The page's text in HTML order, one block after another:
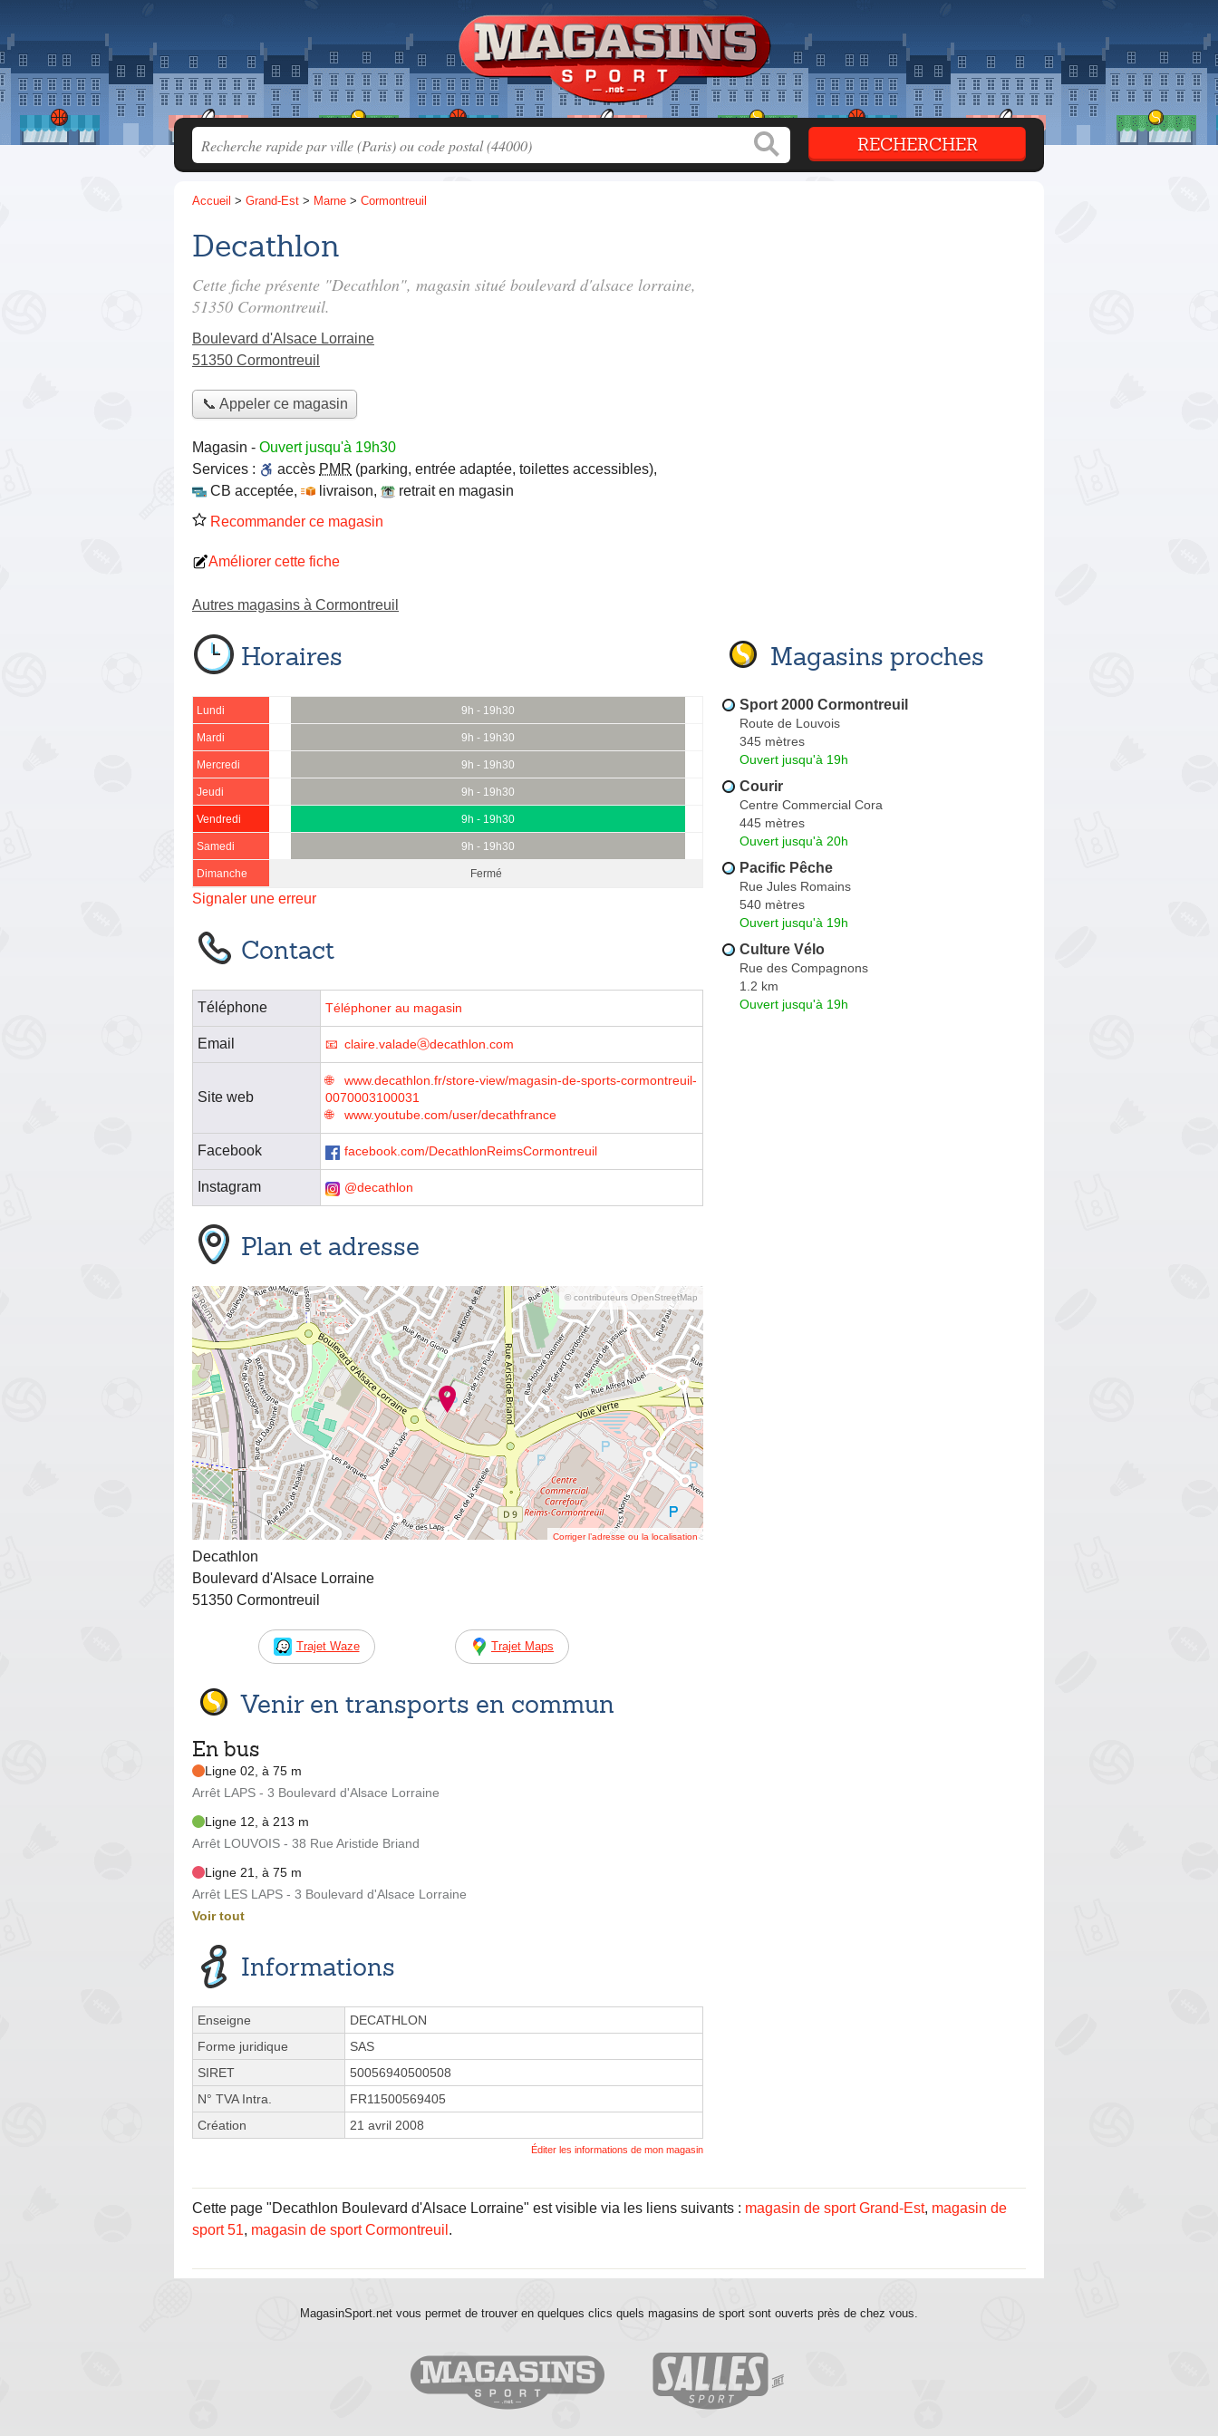
Accueil > Grand-Est > Marne > Cormontreuil
Decathlon
Cette fiche présente "Decathlon", magasin situé boulevard d'alsace lorraine,
51350 Cormontreuil.
Boulevard d'Alsace Lorraine
51350 Cormontreuil
📞 Appeler ce magasin
Magasin - Ouvert jusqu'à 19h30
Services :
accès PMR (parking, entrée adaptée, toilettes accessibles),
CB acceptée, livraison,
retrait en magasin
Recommander ce magasin
Améliorer cette fiche
Autres magasins à Cormontreuil
Horaires
Lundi 9h - 19h30
Mardi 9h - 19h30
Mercredi 9h - 19h30
Jeudi 9h - 19h30
Vendredi 9h - 19h30
Samedi 9h - 19h30
Dimanche Fermé
Signaler une erreur
Contact
Téléphone Téléphoner au magasin
Email claire.valadeⓐdecathlon.com
Site web
www.decathlon.fr/store-view/magasin-de-sports-cormontreuil-
0070003100031
www.youtube.com/user/decathfrance
Facebook facebook.com/DecathlonReimsCormontreuil
Instagram @decathlon
Plan et adresse
© contributeurs OpenStreetMap
Corriger l’adresse ou la localisation
Decathlon
Boulevard d'Alsace Lorraine
51350 Cormontreuil
Trajet Waze Trajet Maps
Venir en transports en commun
En bus
Ligne 02, à 75 m
Arrêt LAPS - 3 Boulevard d'Alsace Lorraine
Ligne 12, à 213 m
Arrêt LOUVOIS - 38 Rue Aristide Briand
Ligne 21, à 75 m
Arrêt LES LAPS - 3 Boulevard d'Alsace Lorraine
Voir tout
Informations
Enseigne
DECATHLON
Forme juridique
SAS
SIRET
50056940500508
N° TVA Intra.
FR11500569405
Création
21 avril 2008
Éditer les informations de mon magasin
Magasins proches
Sport 2000 Cormontreuil
Route de Louvois
345 mètres
Ouvert jusqu'à 19h
Courir
Centre Commercial Cora
445 mètres
Ouvert jusqu'à 20h
Pacific Pêche
Rue Jules Romains
540 mètres
Ouvert jusqu'à 19h
Culture Vélo
Rue des Compagnons
1.2 km
Ouvert jusqu'à 19h
Cette page "Decathlon Boulevard d'Alsace Lorraine" est visible via les liens suivants : magasin de sport Grand-Est, magasin de
sport 51, magasin de sport Cormontreuil .
MagasinSport.net vous permet de trouver en quelques clics quels magasins de sport sont ouverts près de chez vous.